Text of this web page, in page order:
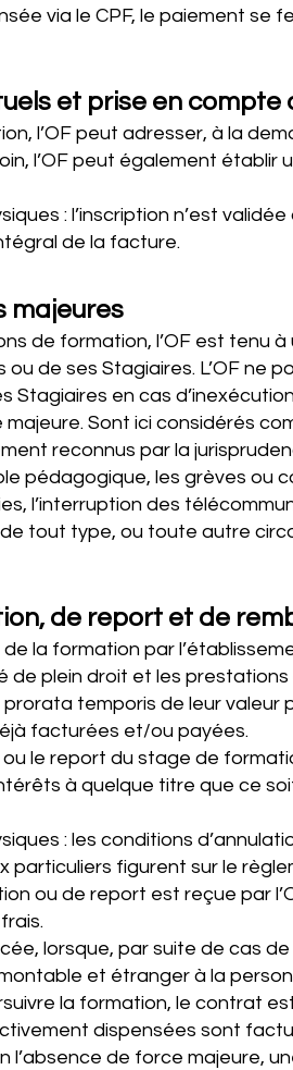
via le CPF, le paiement se
et prise en compte
l’OF peut adresser, à la
l’OF peut également établir
: l’inscription n’est
de la facture.
majeures
de formation, l’OF est tenu
de ses Stagiaires. L’OF ne
Stagiaires en cas
Sont ici considérés
reconnus par la
pédagogique, les grèves ou
l’interruption des
tout type, ou toute autre
de report et de
la formation par
de plein droit et les
temporis de leur valeur
facturées et/ou payées.
ou le report du stage de
à quelque titre que ce
: les conditions
particuliers figurent sur le
ou de report est reçue par
lorsque, par suite de cas
et étranger à la
la formation, le contrat
dispensées sont
l’absence de force majeure,